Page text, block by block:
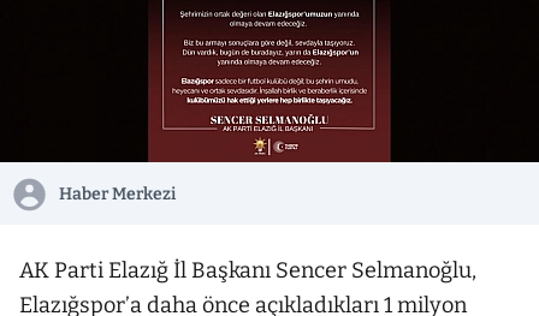
Haber Merkezi
AK Parti Elazığ İl Başkanı Sencer Selmanoğlu,
Elazığspor’a daha önce açıkladıkları 1 milyon